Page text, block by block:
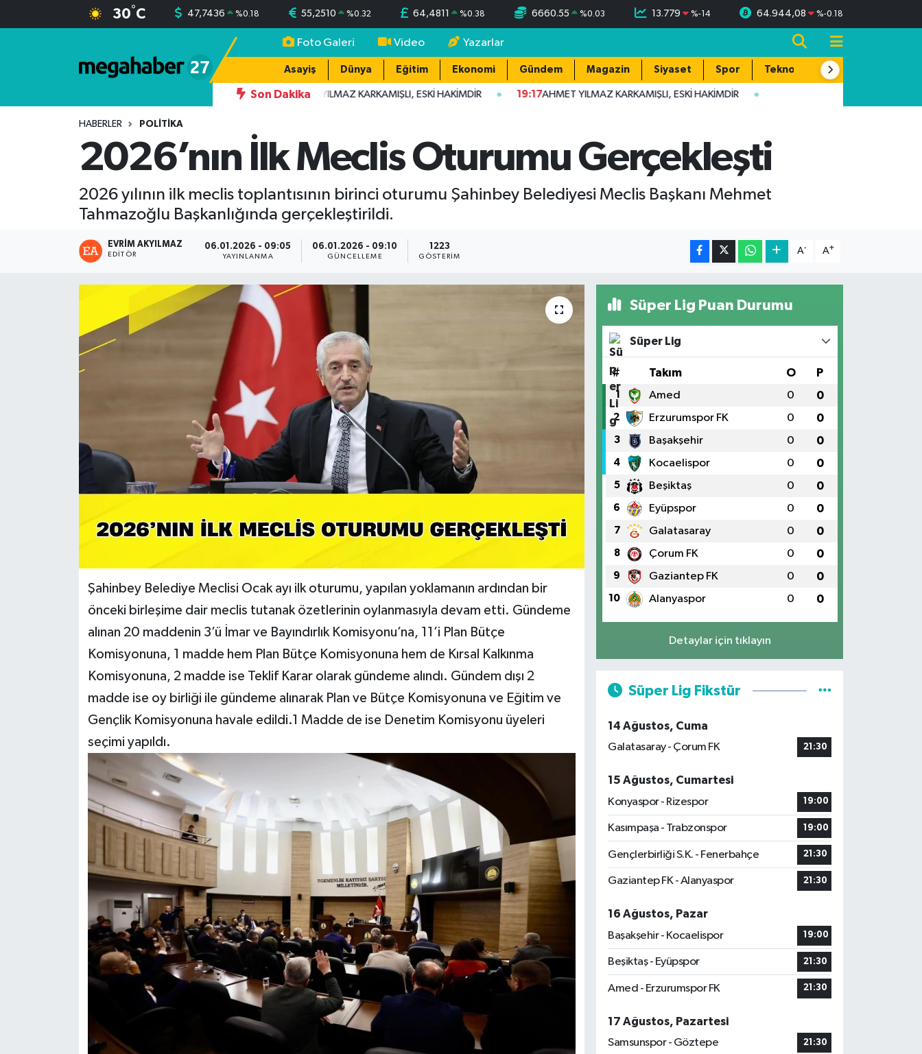
30°C 47,7436 %0.18 55,2510 %0.32 64,4811 %0.38 6660.55 %0.03 13.779 %-14 64.944,08 %-0.18
Foto Galeri Video Yazarlar
Asayiş Dünya Eğitim Ekonomi Gündem Magazin Siyaset Spor Teknoloji
Son Dakika
19:17AHMET YILMAZ KARKAMIŞLI, ESKİ HAKİMDİR 19:17AHMET YILMAZ KARKAMIŞLI, ESKİ HAKİMDİR
HABERLER POLITIKA
2026’nın İlk Meclis Oturumu Gerçekleşti
2026 yılının ilk meclis toplantısının birinci oturumu Şahinbey Belediyesi Meclis Başkanı Mehmet
Tahmazoğlu Başkanlığında gerçekleştirildi.
EVRIM AKYILMAZ
EDITÖR
06.01.2026 - 09:05
YAYINLANMA
06.01.2026 - 09:10
GÜNCELLEME
1223
GÖSTERIM
A- A+
Şahinbey Belediye Meclisi Ocak ayı ilk oturumu, yapılan yoklamanın ardından bir
önceki birleşime dair meclis tutanak özetlerinin oylanmasıyla devam etti. Gündeme
alınan 20 maddenin 3’ü İmar ve Bayındırlık Komisyonu’na, 11’i Plan Bütçe
Komisyonuna, 1 madde hem Plan Bütçe Komisyonuna hem de Kırsal Kalkınma
Komisyonuna, 2 madde ise Teklif Karar olarak gündeme alındı. Gündem dışı 2
madde ise oy birliği ile gündeme alınarak Plan ve Bütçe Komisyonuna ve Eğitim ve
Gençlik Komisyonuna havale edildi.1 Madde de ise Denetim Komisyonu üyeleri
seçimi yapıldı.
Süper Lig Puan Durumu
Süper Lig
# Takım O P
1 Amed 0 0
2 Erzurumspor FK 0 0
3 Başakşehir 0 0
4 Kocaelispor 0 0
5 Beşiktaş 0 0
6 Eyüpspor 0 0
7 Galatasaray 0 0
8 Çorum FK 0 0
9 Gaziantep FK 0 0
10 Alanyaspor 0 0
Detaylar için tıklayın
Süper Lig Fikstür
14 Ağustos, Cuma
Galatasaray - Çorum FK
21:30
15 Ağustos, Cumartesi
Konyaspor - Rizespor
19:00
Kasımpaşa - Trabzonspor 19:00
Gençlerbirliği S.K. - Fenerbahçe 21:30
Gaziantep FK - Alanyaspor 21:30
16 Ağustos, Pazar
Başakşehir - Kocaelispor
19:00
Beşiktaş - Eyüpspor 21:30
Amed - Erzurumspor FK 21:30
17 Ağustos, Pazartesi
Samsunspor - Göztepe
21:30
Süper Lig Puan Durumu ve Fikstür
Tüm Manşetler
Son Dakika Haberleri